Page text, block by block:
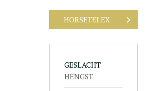
HORSETELEX
GESLACHT
HENGST